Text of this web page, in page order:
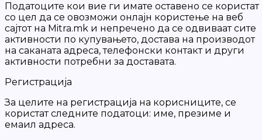
Податоците кои вие ги имате оставено се користат
со цел да се овозможи онлајн користење на веб
сајтот на Mitra.mk и непречено да се одвиваат сите
активности по купувањето, достава на производот
на саканата адреса, телефoнски контакт и други
активности потребни за доставата.
Регистрација
За целите на регистрација на корисниците, се
користат следните податоци: име, презиме и
емаил адреса.